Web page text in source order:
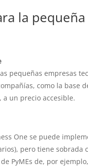
la
pequeñas empresas
como la base
a un precio accesible.
One se puede
pero tiene sobrada
PyMEs de, por